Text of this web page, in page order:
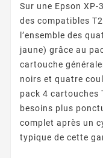
Sur une Epson
des compatibles
l’ensemble des
jaune) grâce au
cartouche
noirs et quatre
pack 4 cartouches
besoins plus
complet après un
typique de cette